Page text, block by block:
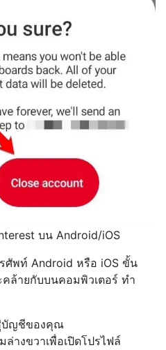
บน Android/iOS
พท์ Android หรือ iOS ขั้น
ล้ายกับบนคอมพิวเตอร์ ทำ
บัญชีของคุณ
างขวาเพื่อเปิดโปรไฟล์